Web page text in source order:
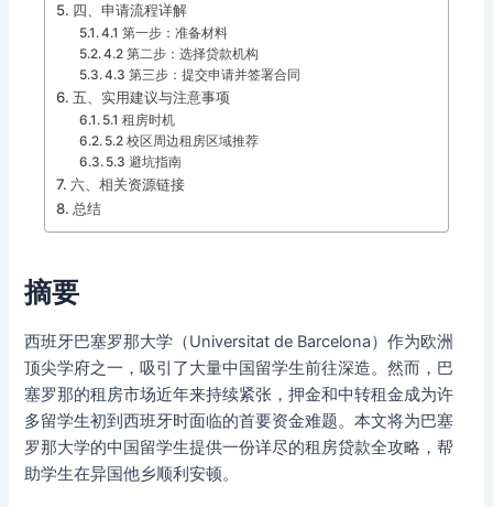
四、申请流程详解
4.1 第一步：准备材料
4.2 第二步：选择贷款机构
4.3 第三步：提交申请并签署合同
五、实用建议与注意事项
5.1 租房时机
5.2 校区周边租房区域推荐
5.3 避坑指南
六、相关资源链接
总结
摘要
西班牙巴塞罗那大学（Universitat de Barcelona）作为欧洲
顶尖学府之一，吸引了大量中国留学生前往深造。然而，巴
塞罗那的租房市场近年来持续紧张，押金和中转租金成为许
多留学生初到西班牙时面临的首要资金难题。本文将为巴塞
罗那大学的中国留学生提供一份详尽的租房贷款全攻略，帮
助学生在异国他乡顺利安顿。